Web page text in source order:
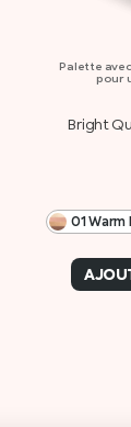
Palette
pour
Bright
01 Warm